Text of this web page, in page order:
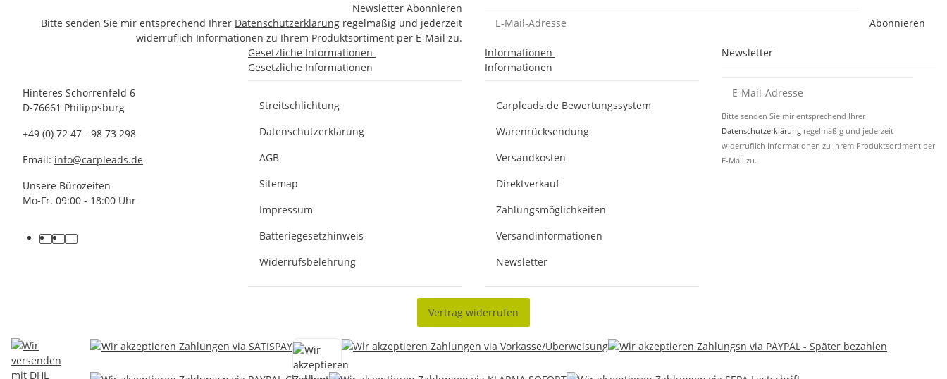
Newsletter Abonnieren
Bitte senden Sie mir entsprechend Ihrer Datenschutzerklärung regelmäßig und jederzeit
widerruflich Informationen zu Ihrem Produktsortiment per E-Mail zu.
Abonnieren
Hinteres Schorrenfeld 6
D-76661 Philippsburg
+49 (0) 72 47 - 98 73 298
Email: info@carpleads.de
Unsere Bürozeiten
Mo-Fr. 09:00 - 18:00 Uhr
Gesetzliche Informationen
Gesetzliche Informationen
Streitschlichtung
Datenschutzerklärung
AGB
Sitemap
Impressum
Batteriegesetzhinweis
Widerrufsbelehrung
Informationen
Informationen
Carpleads.de Bewertungssystem
Warenrücksendung
Versandkosten
Direktverkauf
Zahlungsmöglichkeiten
Versandinformationen
Newsletter
Newsletter
Bitte senden Sie mir entsprechend Ihrer
Datenschutzerklärung regelmäßig und jederzeit
widerruflich Informationen zu Ihrem Produktsortiment per
E-Mail zu.
Vertrag widerrufen